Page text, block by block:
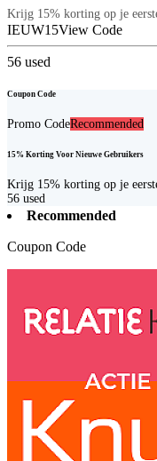
Krijg 15% korting op je
IEUW15View Code
56 used
Coupon Code
Promo CodeRecommended
15% Korting Voor Nieuwe Gebruikers
Krijg 15% korting op je
56 used
Recommended
Coupon Code